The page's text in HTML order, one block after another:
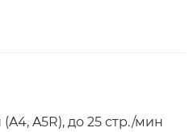
A5R), до 25 стр./мин